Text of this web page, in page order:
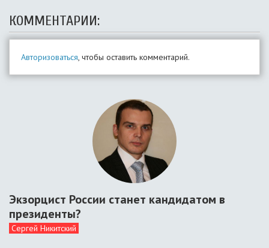
КОММЕНТАРИИ:
Авторизоваться, чтобы оставить комментарий.
Экзорцист России станет кандидатом в
президенты?
Сергей Никитский